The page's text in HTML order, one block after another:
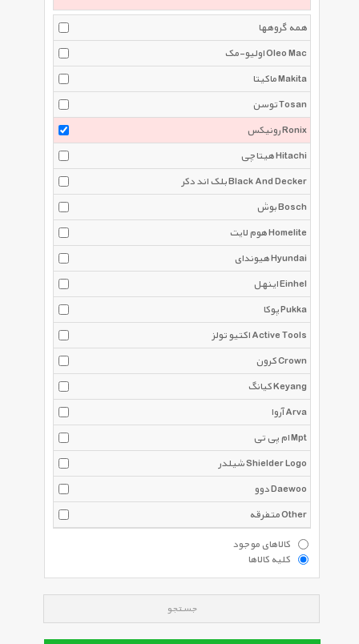
همه گروهها
اولیو-مک Oleo Mac
ماکیتا Makita
توسن Tosan
رونیکس Ronix
هیتاچی Hitachi
بلک اند دکر Black And Decker
بوش Bosch
هوم لایت Homelite
هیوندای Hyundai
اینهل Einhel
پوکا Pukka
اکتیو تولز Active Tools
کرون Crown
کیانگ Keyang
آروا Arva
ام پی تی Mpt
شیلدر Shielder Logo
دوو Daewoo
متفرقه Other
کالاهای موجود
کلیه کالاها
جستجو